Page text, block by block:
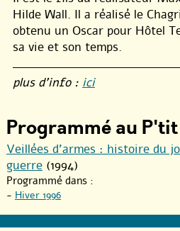
Hilde Wall. Il a réalisé le
obtenu un Oscar pour Hôtel
sa vie et son temps.
plus d’info : ici
Programmé au
Veillées d’armes : histoire du
guerre (1994)
Programmé dans :
- Hiver 1996